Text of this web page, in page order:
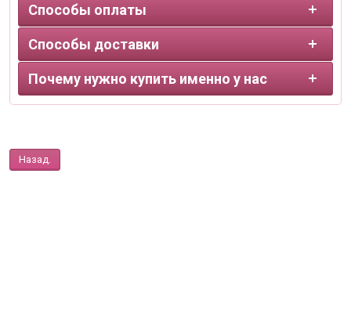
Способы оплаты
Способы доставки
Почему нужно купить именно у нас
Назад.